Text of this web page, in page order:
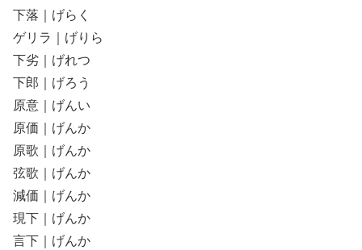
下落｜げらく
ゲリラ｜げりら
下劣｜げれつ
下郎｜げろう
原意｜げんい
原価｜げんか
原歌｜げんか
弦歌｜げんか
減価｜げんか
現下｜げんか
言下｜げんか